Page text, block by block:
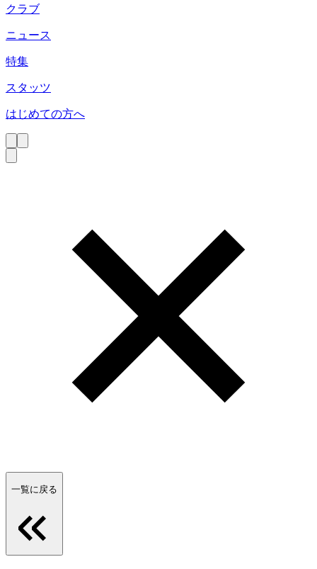
クラブ
ニュース
特集
スタッツ
はじめての方へ
一覧に戻る